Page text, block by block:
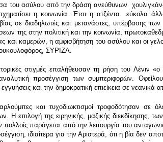
του ασύλου από την δράση ανεύθυνων
η κοινωνία. Έτσι η ατζέντα εύκολα
βίας σε διαδηλωτές και μετανάστες, υπέρβασης
της στην πολιτική και την κοινωνία,
και καμερών, η αμφισβήτηση του ασύλου και οι
ΣΥΡΙΖΑ.
στιγμές επαλήθευσαν τη ρήση του Λένιν
προσέγγιση των συμπεριφορών.
εγγυήσεις και την δημοκρατική επιείκεια σε νεανικά
και τυχοδιωκτισμοί τροφοδότησαν σε
Η επιλογή της ειρηνικής, μαζικής διεκδίκησης,
παράγεται από την λειτουργία του
ιδιαίτερα για την Αριστερά, ότι η βία δεν